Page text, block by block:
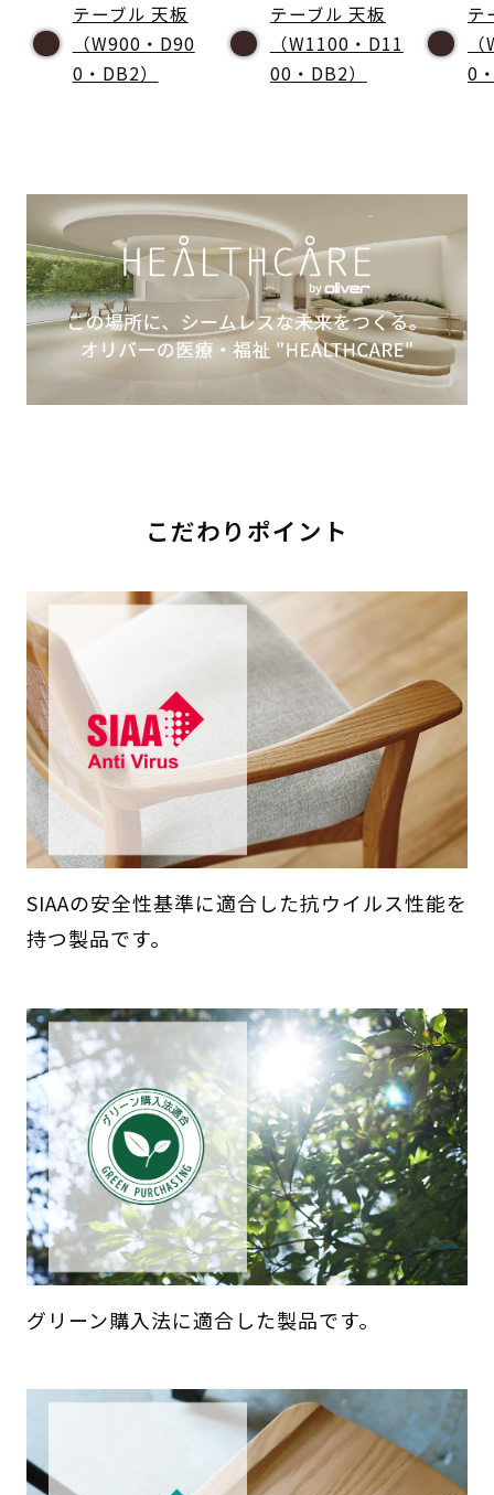
テーブル 天板
（W900・D90
0・DB2）
テーブル 天板
（W1100・D11
00・DB2）
テ
0
こだわりポイント
SIAAの安全性基準に適合した抗ウイルス性能を
持つ製品です。
グリーン購入法に適合した製品です。